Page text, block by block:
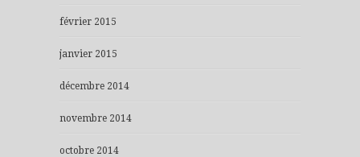
février 2015
janvier 2015
décembre 2014
novembre 2014
octobre 2014